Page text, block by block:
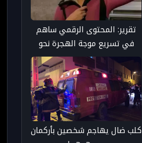
تقرير: المحتوى الرقمي ساهم
في تسريع موجة الهجرة نحو
سبتة عبر "العدوى السلوكية"
كلب ضال يهاجم شخصين بأركمان